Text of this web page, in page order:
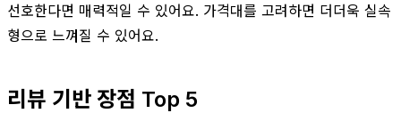
선호한다면 매력적일 수 있어요. 가격대를 고려하면 더더욱 실속
형으로 느껴질 수 있어요.
리뷰 기반 장점 Top 5